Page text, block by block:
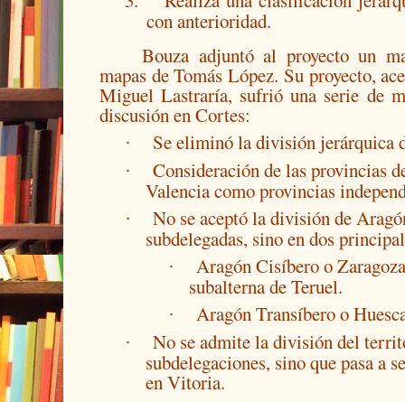
con anterioridad.
Bouza adjuntó al proyecto un
mapas de Tomás López. Su proyecto,
Miguel Lastraría, sufrió una serie de
discusión en Cortes:
· Se eliminó la división jerárquica
·
Consideración de las provincias
Valencia como provincias
·
No se aceptó la división de
subdelegadas, sino en dos
·
Aragón Cisíbero o
subalterna de Teruel.
· Aragón Transíbero o
·
No se admite la división del
subdelegaciones, sino que pasa a
en Vitoria.